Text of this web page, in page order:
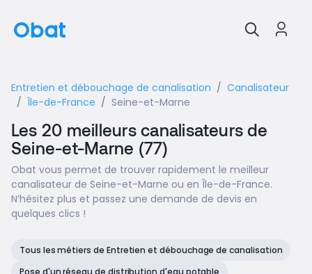
Entretien et débouchage de canalisation
Canalisateur
Île-de-France
Seine-et-Marne
Les 20 meilleurs canalisateurs de
Seine-et-Marne (77)
Obat vous permet de trouver rapidement le meilleur
canalisateur de Seine-et-Marne ou en Île-de-France.
N’hésitez plus et passez une demande de devis en
quelques clics !
Tous les métiers de Entretien et débouchage de canalisation
Pose d'un réseau de distribution d'eau potable